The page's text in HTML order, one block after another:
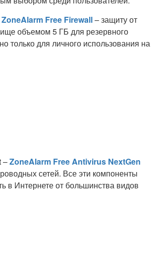
ZoneAlarm Free Firewall– защиту от
объемом 5 ГБ для резервного
только для личного использования на
–ZoneAlarm Free Antivirus NextGen
сетей. Все эти компоненты
в Интернете от большинства видов